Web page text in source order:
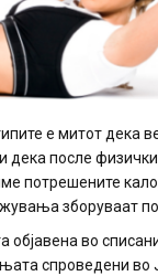
е митот дека
дека после
потрешените
зборуваат
објавена во
спроведени во